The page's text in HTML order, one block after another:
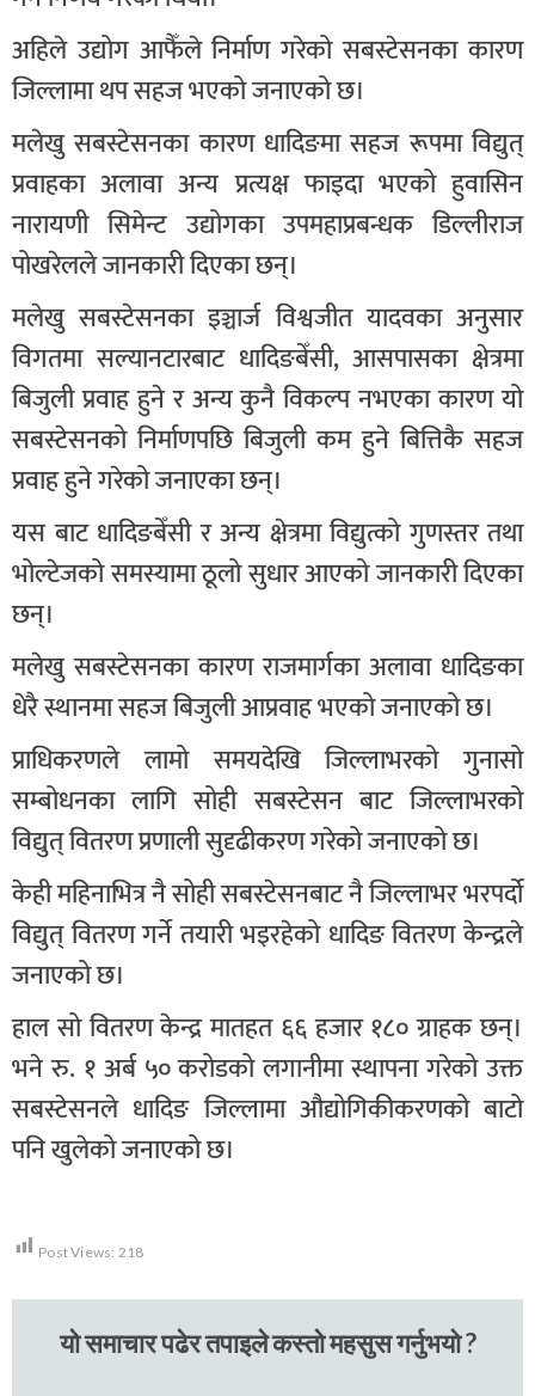
अहिले उद्योग आफैँले निर्माण गरेको सबस्टेसनका कारण
जिल्लामा थप सहज भएको जनाएको छ।
मलेखु सबस्टेसनका कारण धादिङमा सहज रूपमा विद्युत्
प्रवाहका अलावा अन्य प्रत्यक्ष फाइदा भएको हुवासिन
नारायणी सिमेन्ट उद्योगका उपमहाप्रबन्धक डिल्लीराज
पोखरेलले जानकारी दिएका छन्।
मलेखु सबस्टेसनका इञ्चार्ज विश्वजीत यादवका अनुसार
विगतमा सल्यानटारबाट धादिङबेँसी, आसपासका क्षेत्रमा
बिजुली प्रवाह हुने र अन्य कुनै विकल्प नभएका कारण यो
सबस्टेसनको निर्माणपछि बिजुली कम हुने बित्तिकै सहज
प्रवाह हुने गरेको जनाएका छन्।
यस बाट धादिङबेँसी र अन्य क्षेत्रमा विद्युत्को गुणस्तर तथा
भोल्टेजको समस्यामा ठूलो सुधार आएको जानकारी दिएका
छन्।
मलेखु सबस्टेसनका कारण राजमार्गका अलावा धादिङका
धेरै स्थानमा सहज बिजुली आप्रवाह भएको जनाएको छ।
प्राधिकरणले लामो समयदेखि जिल्लाभरको गुनासो
सम्बोधनका लागि सोही सबस्टेसन बाट जिल्लाभरको
विद्युत् वितरण प्रणाली सुदृढीकरण गरेको जनाएको छ।
केही महिनाभित्र नै सोही सबस्टेसनबाट नै जिल्लाभर भरपर्दो
विद्युत् वितरण गर्ने तयारी भइरहेको धादिङ वितरण केन्द्रले
जनाएको छ।
हाल सो वितरण केन्द्र मातहत ६६ हजार १८० ग्राहक छन्।
भने रु. १ अर्ब ५० करोडको लगानीमा स्थापना गरेको उक्त
सबस्टेसनले धादिङ जिल्लामा औद्योगिकीकरणको बाटो
पनि खुलेको जनाएको छ।
Post Views: 218
यो समाचार पढेर तपाइले कस्तो महसुस गर्नुभयो ?